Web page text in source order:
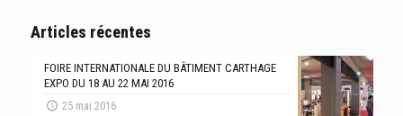
Articles récentes
FOIRE INTERNATIONALE DU BÂTIMENT CARTHAGE
EXPO DU 18 AU 22 MAI 2016
25 mai 2016